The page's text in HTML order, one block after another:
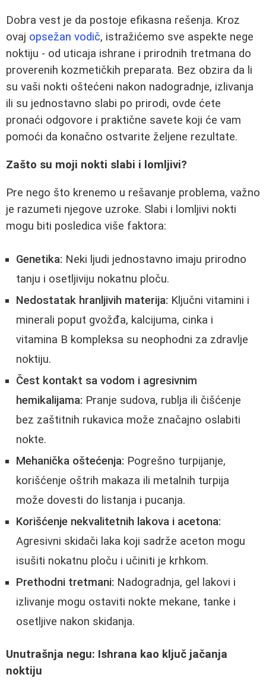
Dobra vest je da postoje efikasna rešenja. Kroz
ovaj opsežan vodič, istražićemo sve aspekte nege
noktiju - od uticaja ishrane i prirodnih tretmana do
proverenih kozmetičkih preparata. Bez obzira da li
su vaši nokti oštećeni nakon nadogradnje, izlivanja
ili su jednostavno slabi po prirodi, ovde ćete
pronaći odgovore i praktične savete koji će vam
pomoći da konačno ostvarite željene rezultate.
Zašto su moji nokti slabi i lomljivi?
Pre nego što krenemo u rešavanje problema, važno
je razumeti njegove uzroke. Slabi i lomljivi nokti
mogu biti posledica više faktora:
Genetika: Neki ljudi jednostavno imaju prirodno
tanju i osetljiviju nokatnu ploču.
Nedostatak hranljivih materija: Ključni vitamini i
minerali poput gvožđa, kalcijuma, cinka i
vitamina B kompleksa su neophodni za zdravlje
noktiju.
Čest kontakt sa vodom i agresivnim
hemikalijama: Pranje sudova, rublja ili čišćenje
bez zaštitnih rukavica može značajno oslabiti
nokte.
Mehanička oštećenja: Pogrešno turpijanje,
korišćenje oštrih makaza ili metalnih turpija
može dovesti do listanja i pucanja.
Korišćenje nekvalitetnih lakova i acetona:
Agresivni skidači laka koji sadrže aceton mogu
isušiti nokatnu ploču i učiniti je krhkom.
Prethodni tretmani: Nadogradnja, gel lakovi i
izlivanje mogu ostaviti nokte mekane, tanke i
osetljive nakon skidanja.
Unutrašnja negu: Ishrana kao ključ jačanja
noktiju